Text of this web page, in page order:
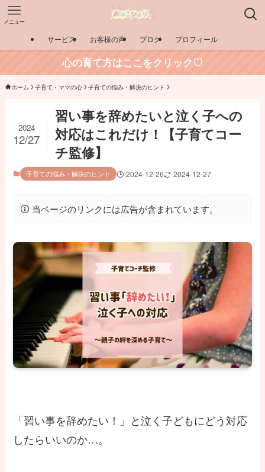
メニュー
サービス お客様の声 ブログ プロフィール
心の育て方はここをクリック♡
ホーム 子育て・ママの心 子育ての悩み・解決のヒント
習い事を辞めたいと泣く子への
対応はこれだけ！【子育てコー
チ監修】
2024
12/27
子育ての悩み・解決のヒント 2024-12-26 2024-12-27
当ページのリンクには広告が含まれています。
「習い事を辞めたい！」と泣く子どもにどう対応
したらいいのか…。